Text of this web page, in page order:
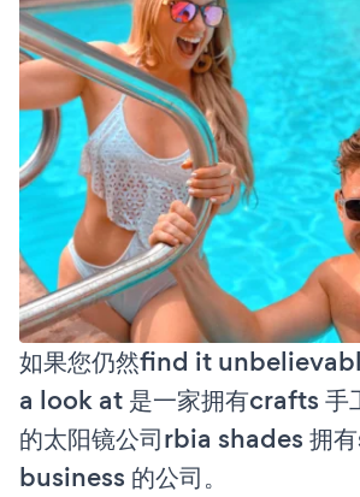
如果您仍然find it
a look at 是一家拥有crafts 手
的太阳镜公司rbia shades 拥
business 的公司。